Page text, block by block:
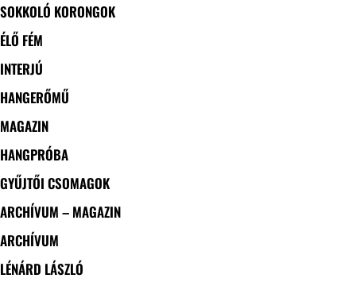
SOKKOLÓ KORONGOK
ÉLŐ FÉM
INTERJÚ
HANGERŐMŰ
MAGAZIN
HANGPRÓBA
GYŰJTŐI CSOMAGOK
ARCHÍVUM – MAGAZIN
ARCHÍVUM
LÉNÁRD LÁSZLÓ